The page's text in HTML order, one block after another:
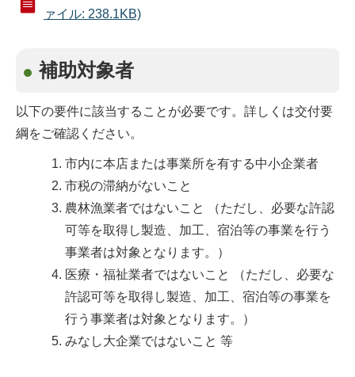
ァイル: 238.1KB)
補助対象者
以下の要件に該当することが必要です。詳しくは交付要
綱をご確認ください。
市内に本店または事業所を有する中小企業者
市税の滞納がないこと
農林漁業者ではないこと （ただし、必要な許認
可等を取得し製造、加工、宿泊等の事業を行う
事業者は対象となります。）
医療・福祉業者ではないこと （ただし、必要な
許認可等を取得し製造、加工、宿泊等の事業を
行う事業者は対象となります。）
みなし大企業ではないこと 等